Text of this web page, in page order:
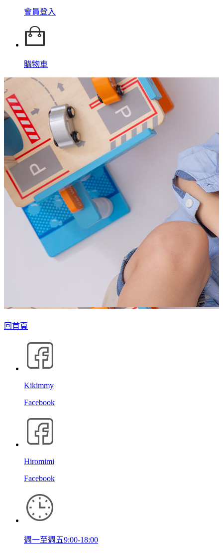
會員登入
購物車
回首頁
Kikimmy
Facebook
Hiromimi
Facebook
週一至週五9:00-18:00